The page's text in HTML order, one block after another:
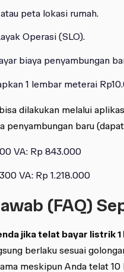
peta lokasi rumah.
Operasi (SLO).
biaya penyambungan
1 lembar meterai
dilakukan melalui
penyambungan baru
VA: Rp 843.000
VA: Rp 1.218.000
(FAQ)
jika telat bayar listrik 1
berlaku sesuai
meskipun Anda telat 10